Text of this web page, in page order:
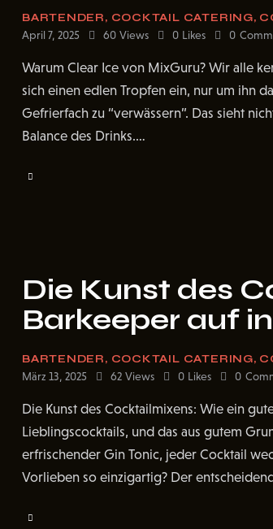
BARTENDER, COCKTAIL CATERING,
April 7, 2025
60 Views 0 Likes 0
Warum Clear Ice von MixGuru? Wir alle
sich einen edlen Tropfen ein, nur um ihn
Gefrierfach zu “verwässern”. Das sieht
Balance des Drinks.…
Die Kunst des
Barkeeper auf
BARTENDER, COCKTAIL CATERING,
März 13, 2025
62 Views 0 Likes 0
Die Kunst des Cocktailmixens: Wie ein
Lieblingscocktails, und das aus gutem
erfrischender Gin Tonic, jeder Cocktail
Vorlieben so einzigartig? Der